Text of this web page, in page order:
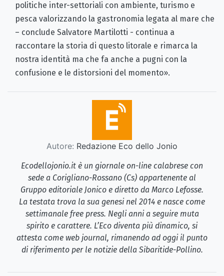
politiche inter-settoriali con ambiente, turismo e
pesca valorizzando la gastronomia legata al mare che
– conclude Salvatore Martilotti - continua a
raccontare la storia di questo litorale e rimarca la
nostra identità ma che fa anche a pugni con la
confusione e le distorsioni del momento».
Autore: Redazione Eco dello Jonio
Ecodellojonio.it è un giornale on-line calabrese con
sede a Corigliano-Rossano (Cs) appartenente al
Gruppo editoriale Jonico e diretto da Marco Lefosse.
La testata trova la sua genesi nel 2014 e nasce come
settimanale free press. Negli anni a seguire muta
spirito e carattere. L’Eco diventa più dinamico, si
attesta come web journal, rimanendo ad oggi il punto
di riferimento per le notizie della Sibaritide-Pollino.